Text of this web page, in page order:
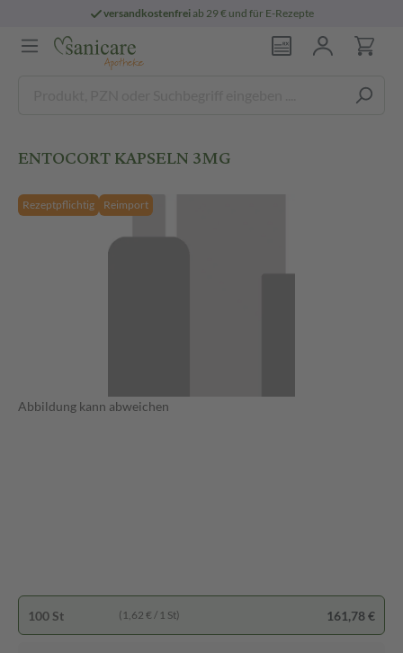
versandkostenfreiab 29 € und für E-Rezepte
ENTOCORT KAPSELN 3MG
Rezeptpflichtig Reimport
Abbildung kann abweichen
100 St (1,62 € / 1 St) 161,78 €